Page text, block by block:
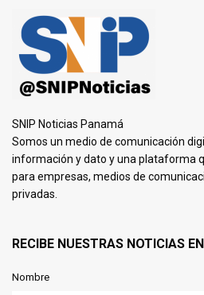
SNIP Noticias Panamá
Somos un medio de comunicación
información y dato y una plataforma
para empresas, medios de
privadas.
RECIBE NUESTRAS NOTICIAS
Nombre